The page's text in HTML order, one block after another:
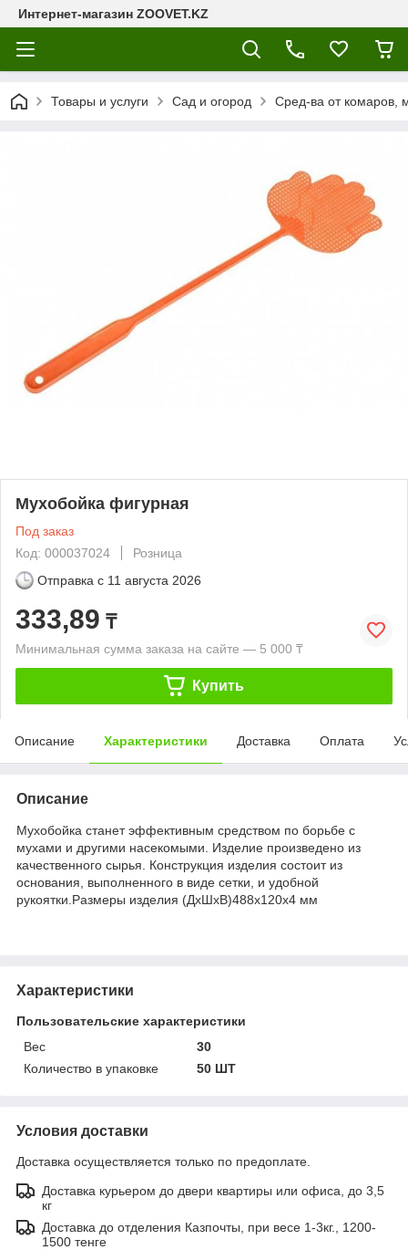
Интернет-магазин ZOOVET.KZ
Товары и услуги Сад и огород Сред-ва от комаров,
Мухобойка фигурная
Под заказ
Код: 000037024
Розница
Отправка с 11 августа 2026
333,89 ₸
Минимальная сумма заказа на сайте — 5 000 ₸
Купить
Описание Характеристики Доставка Оплата
Описание
Мухобойка станет эффективным средством по борьбе с
мухами и другими насекомыми. Изделие произведено из
качественного сырья. Конструкция изделия состоит из
основания, выполненного в виде сетки, и удобной
рукоятки.Размеры изделия (ДхШхВ)488х120х4 мм
Характеристики
Пользовательские характеристики
Вес
30
Количество в упаковке
50 ШТ
Условия доставки
Доставка осуществляется только по предоплате.
Доставка курьером до двери квартиры или офиса, до 3,5
кг
Доставка до отделения Казпочты, при весе 1-3кг., 1200-
1500 тенге